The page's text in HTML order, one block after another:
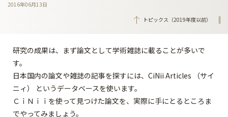
2016年06月13日
トピックス（2019年度以前）
研究の成果は、まず論文として学術雑誌に載ることが多いで
す。
日本国内の論文や雑誌の記事を探すには、CiNii Articles （サイ
ニィ） というデータベースを使います。
ＣｉＮｉｉを使って見つけた論文を、実際に手にとるところま
でやってみましょう。